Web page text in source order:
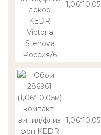
1,06*10,05
1,06*10,05